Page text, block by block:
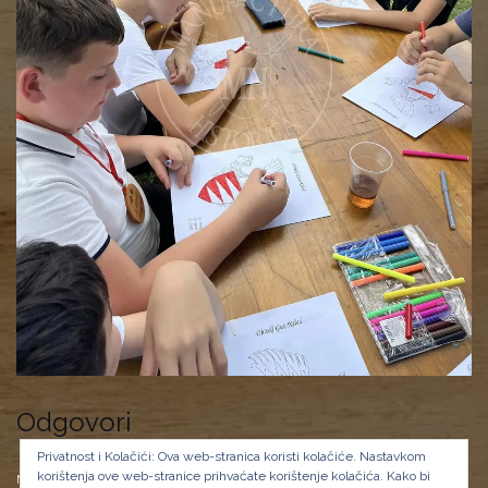
Odgovori
Morate bitiprijavljenida biste objavili komentar.
Privatnost i Kolačići: Ova web-stranica koristi kolačiće. Nastavkom
korištenja ove web-stranice prihvaćate korištenje kolačića. Kako bi